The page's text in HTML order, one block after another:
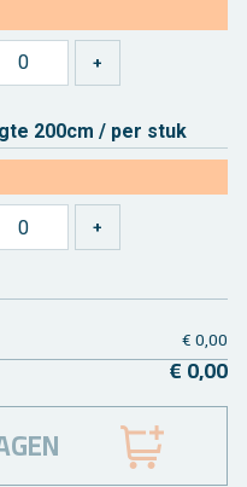
200cm / per stuk
€ 0,00
€ 0,00